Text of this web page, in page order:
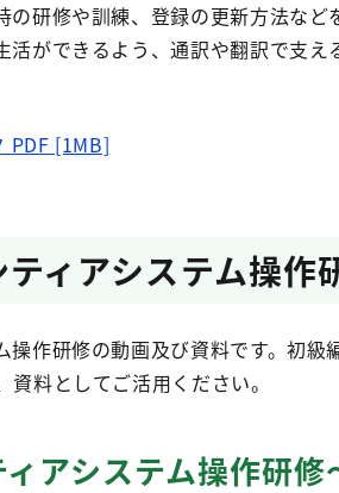
研修や訓練、登録の更新方法など
活ができるよう、通訳や翻訳で支え
PDF [1MB]
ィアシステム操作
作研修の動画及び資料です。初級
料としてご活用ください。
アシステム操作研修